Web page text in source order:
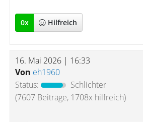
0x Hilfreich
16. Mai 2026 | 16:33
Von eh1960
Status:
Schlichter
(7607 Beiträge, 1708x hilfreich)